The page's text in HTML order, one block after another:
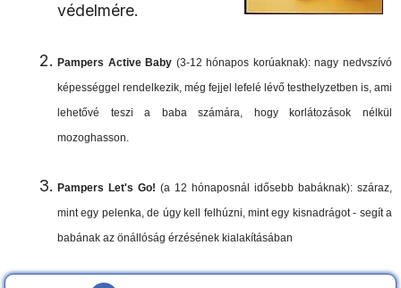
védelmére.
Pampers Active Baby (3-12 hónapos korúaknak): nagy nedvszívó
képességgel rendelkezik, még fejjel lefelé lévő testhelyzetben is, ami
lehetővé teszi a baba számára, hogy korlátozások nélkül
mozoghasson.
Pampers Let's Go! (a 12 hónaposnál idősebb babáknak): száraz,
mint egy pelenka, de úgy kell felhúzni, mint egy kisnadrágot - segít a
babának az önállóság érzésének kialakításában